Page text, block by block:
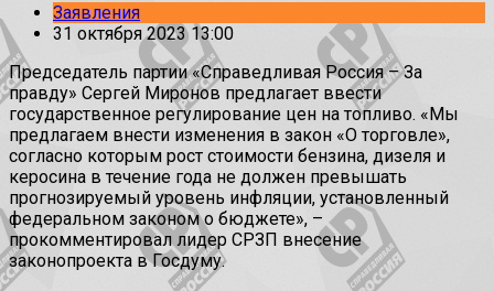
Заявления
31 октября 2023 13:00
Председатель партии «Справедливая Россия – За
правду» Сергей Миронов предлагает ввести
государственное регулирование цен на топливо. «Мы
предлагаем внести изменения в закон «О торговле»,
согласно которым рост стоимости бензина, дизеля и
керосина в течение года не должен превышать
прогнозируемый уровень инфляции, установленный
федеральном законом о бюджете», –
прокомментировал лидер СРЗП внесение
законопроекта в Госдуму.